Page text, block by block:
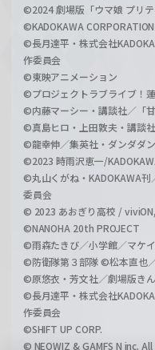
©2024 劇場版「ウマ娘 プリ
©KADOKAWA
©長月達平・株式会社
作委員会
©東映アニメーション
©プロジェクトラブライブ！
©内藤マーシー・講談社／「
©真島ヒロ・上田敦夫・講談
©龍幸伸／集英社・ダンダダ
©2023 時雨沢恵一/
©丸山くがね・KADOKAWA
委員会
© 2023 あおぎり高校 /
©NANOHA 20th PROJECT
©雨森たきび／小学館／マケ
©防衛隊第３部隊 ©松本直也
©原悠衣・芳文社／劇場版き
©長月達平・株式会社
作委員会
©SHIFT UP CORP.
© NEOWIZ & GAMFS N inc.